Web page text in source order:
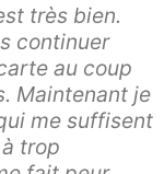
très bien.
continuer
au coup
Maintenant je
me suffisent
trop